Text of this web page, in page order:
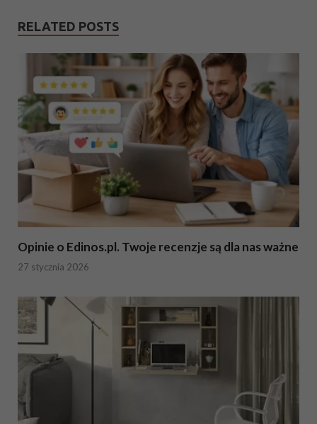
RELATED POSTS
Opinie o Edinos.pl. Twoje recenzje są dla nas ważne
27 stycznia 2026